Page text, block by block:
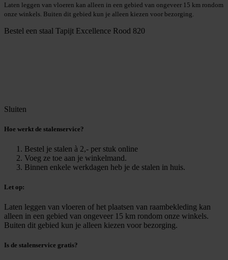
Laten leggen van vloeren kan alleen in een gebied van ongeveer 15 km rondom
onze winkels. Buiten dit gebied kun je alleen kiezen voor bezorging.
Bestel een staal Tapijt Excellence Rood 820
Sluiten
Hoe werkt de stalenservice?
Bestel je stalen à 2,- per stuk online
Voeg ze toe aan je winkelmand.
Binnen enkele werkdagen heb je de stalen in huis.
Let op:
Laten leggen van vloeren of het plaatsen van raambekleding kan
alleen in een gebied van ongeveer 15 km rondom onze winkels.
Buiten dit gebied kun je alleen kiezen voor bezorging.
Is de stalenservice gratis?